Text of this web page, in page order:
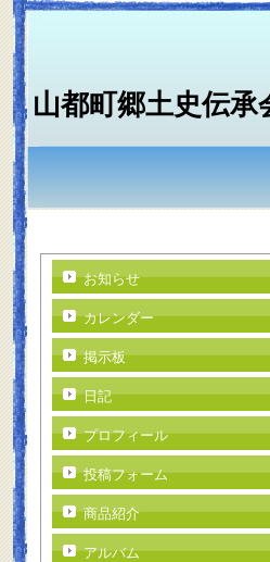
山都町郷土史伝承
お知らせ
カレンダー
掲示板
日記
プロフィール
投稿フォーム
商品紹介
アルバム